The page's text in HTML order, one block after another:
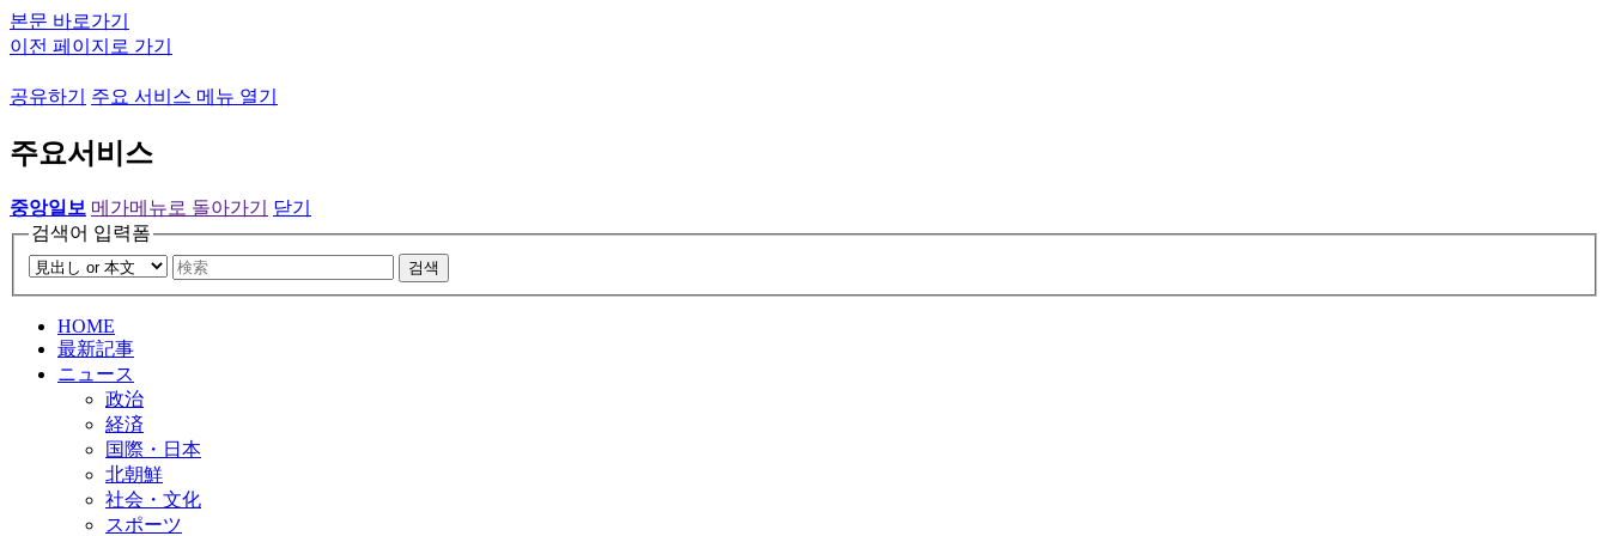
본문 바로가기
이전 페이지로 가기
공유하기 주요 서비스 메뉴 열기
주요서비스
중앙일보 메가메뉴로 돌아가기
닫기
검색어 입력폼
검색
HOME
最新記事
ニュース
政治
経済
国際・日本
北朝鮮
社会・文化
スポーツ